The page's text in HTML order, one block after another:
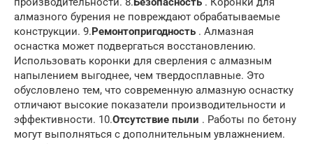
алмазного бурения не повреждают обрабатываемые
конструкции. 9.Ремонтопригодность . Алмазная
оснастка может подвергаться восстановлению.
Использовать коронки для сверления с алмазным
напылением выгоднее, чем твердосплавные. Это
обусловлено тем, что современную алмазную оснастку
отличают высокие показатели производительности и
эффективности. 10.Отсутствие пыли . Работы по бетону
могут выполняться с дополнительным увлажнением.